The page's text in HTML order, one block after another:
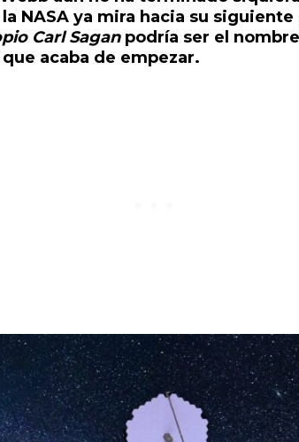
NASA ya mira hacia su
Carl Sagan podría ser el
acaba de empezar.